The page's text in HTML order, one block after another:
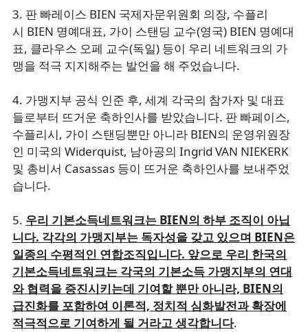
3. 판 빠레이스 BIEN 국제자문위원회 의장, 수플리
시 BIEN 명예대표, 가이 스탠딩 교수(영국) BIEN 명예대
표, 클라우스 오페 교수(독일) 등이 우리 네트워크의 가
맹을 적극 지지해주는 발언을 해 주었습니다.
4. 가맹지부 공식 인준 후, 세계 각국의 참가자 및 대표
들로부터 뜨거운 축하인사를 받았습니다. 판 빠페이스,
수플리시, 가이 스탠딩뿐만 아니라 BIEN의 운영위원장
인 미국의 Widerquist, 남아공의 Ingrid VAN NIEKERK
및 총비서 Casassas 등이 뜨거운 축하인사를 보내주었
습니다.
5. 우리 기본소득네트워크는 BIEN의 하부 조직이 아닙
니다. 각각의 가맹지부는 독자성을 갖고 있으며 BIEN은
일종의 수평적인 연합조직입니다. 앞으로 우리 한국의
기본소득네트워크는 각국의 기본소득 가맹지부의 연대
와 협력을 증진시키는데 기여할 뿐만 아니라, BIEN의
급진화를 포함하여 이론적, 정치적 심화발전과 확장에
적극적으로 기여하게 될 거라고 생각합니다.